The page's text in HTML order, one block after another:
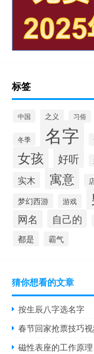
标签
中国 之义 习俗
冬季 名字
女孩 好听
实木 寓意
梦幻西游 游戏
网名 自己的
都是 霸气
猜你想看的文章
按生辰八字选名字
春节回家抢票技巧
磁性表座的工作原理